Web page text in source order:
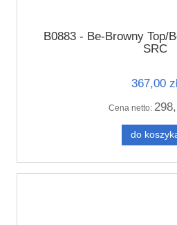
B0883 - Be-Browny Top/
SRC
367,00
Cena netto:
do